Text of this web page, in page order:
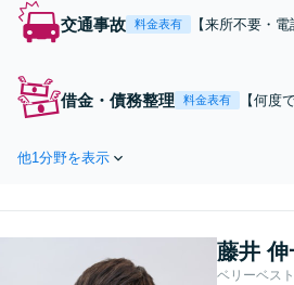
交通事故 料金表有
【来所不要・
談から後遺障害
せていただく
借金・債務整理 料金表有
【何度
を下げ
可能な
わりま
他1分野を表示
藤井 伸
ベリーベス